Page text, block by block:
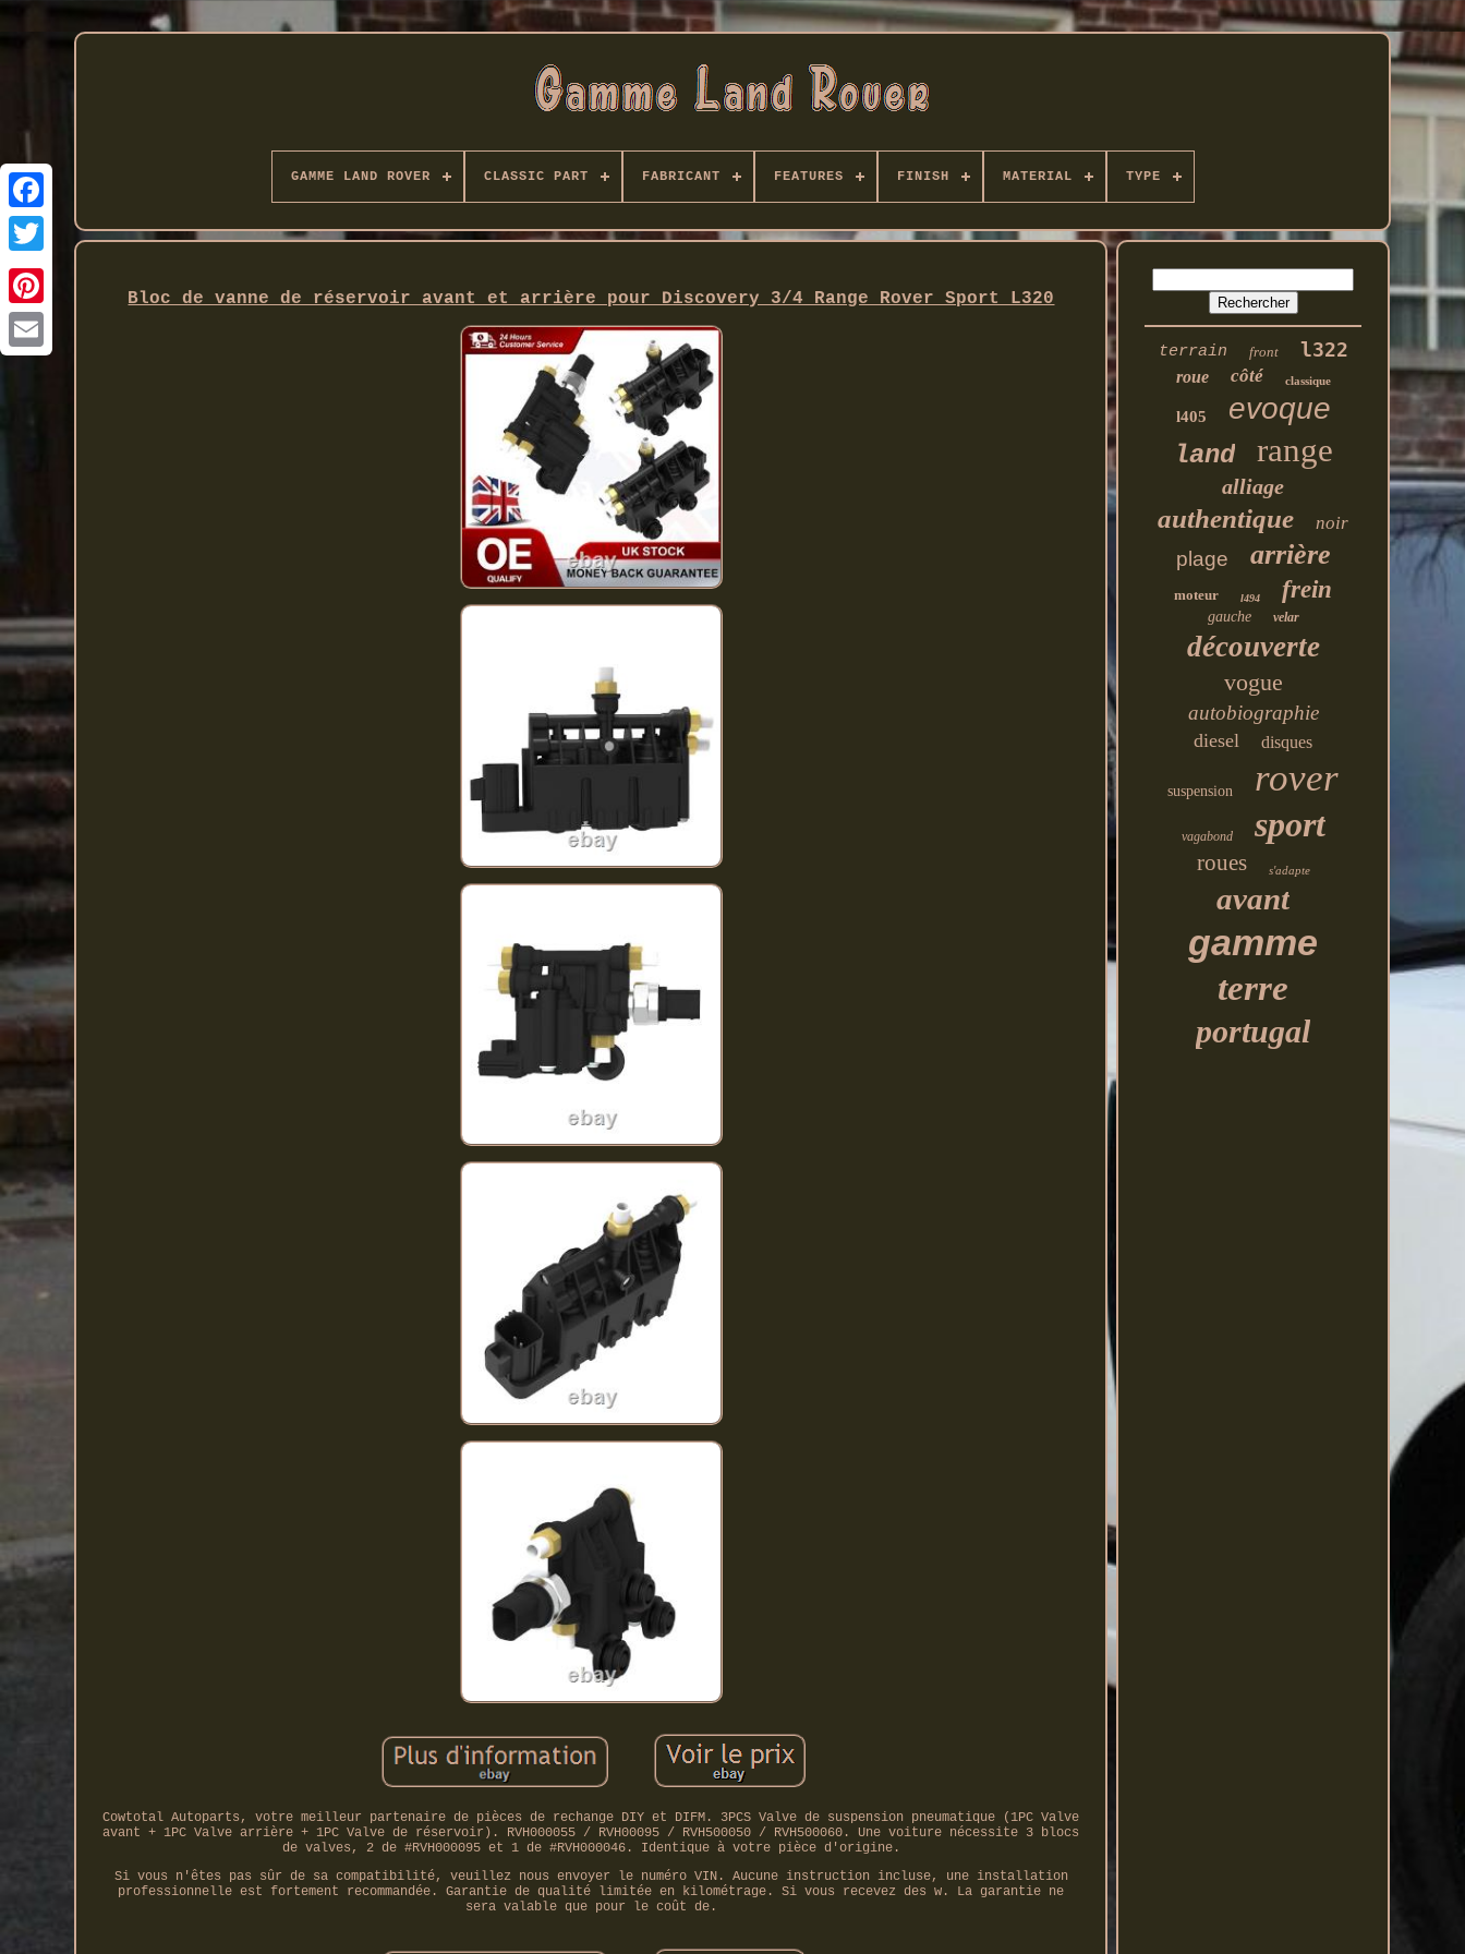
Twitter
GAMME LAND ROVER CLASSIC PART FABRICANT FEATURES FINISH MATERIAL TYPE
Bloc de vanne de réservoir avant et arrière pour Discovery 3/4 Range Rover Sport L320
Cowtotal Autoparts, votre meilleur partenaire de pièces de rechange DIY et DIFM. 3PCS Valve de suspension pneumatique (1PC Valve
avant + 1PC Valve arrière + 1PC Valve de réservoir). RVH000055 / RVH00095 / RVH500050 / RVH500060. Une voiture nécessite 3 blocs
de valves, 2 de #RVH000095 et 1 de #RVH000046. Identique à votre pièce d'origine.
Si vous n'êtes pas sûr de sa compatibilité, veuillez nous envoyer le numéro VIN. Aucune instruction incluse, une installation
professionnelle est fortement recommandée. Garantie de qualité limitée en kilométrage. Si vous recevez des w. La garantie ne
sera valable que pour le coût de.
terrain front l322
roue côté classique
l405 evoque
land range
alliage
authentique noir
plage arrière
moteur l494 frein
gauche velar
découverte
vogue
autobiographie
diesel disques
suspension rover
vagabond sport
roues s'adapte
avant
gamme
terre
portugal